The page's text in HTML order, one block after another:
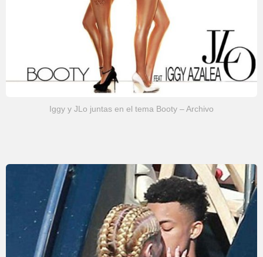
Iggy y JLo juntas en el tema Booty – Archivo